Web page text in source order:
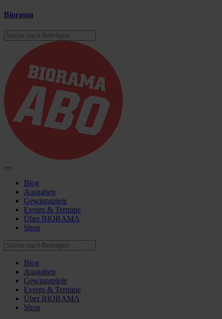
Biorama
Blog
Ausgaben
Gewinnspiele
Events & Termine
Über BIORAMA
Shop
Blog
Ausgaben
Gewinnspiele
Events & Termine
Über BIORAMA
Shop